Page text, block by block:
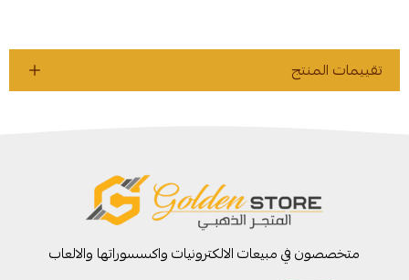
تقييمات المنتج
متخصصون في مبيعات الالكترونيات واكسسوراتها والالعاب